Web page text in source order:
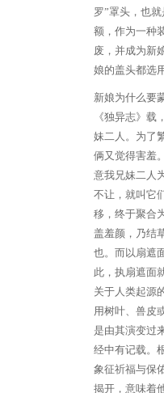
罗”罩头，也
额，作为一种
废，并成为新
娘的盖头都选
新娘为什么要
《独异志》
妹二人。为了
俩又觉得害羞
意我兄妹二人
不让，就叫它
移，终于聚合
盖羞颜，乃结
也。而以扇遮
此，执扇遮面
关于人类起源
用树叶、兽皮
是由其演变过
经中有记载。
象征祈福与保
揭开，意味着